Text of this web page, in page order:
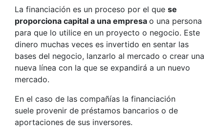
La financiación es un proceso por el que se
proporciona capital a una empresa o una persona
para que lo utilice en un proyecto o negocio. Este
dinero muchas veces es invertido en sentar las
bases del negocio, lanzarlo al mercado o crear una
nueva línea con la que se expandirá a un nuevo
mercado.
En el caso de las compañías la financiación
suele provenir de préstamos bancarios o de
aportaciones de sus inversores.